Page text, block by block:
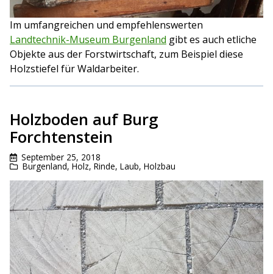
Im umfangreichen und empfehlenswerten
Landtechnik-Museum Burgenland gibt es auch etliche
Objekte aus der Forstwirtschaft, zum Beispiel diese
Holzstiefel für Waldarbeiter.
Holzboden auf Burg
Forchtenstein
September 25, 2018
Burgenland, Holz, Rinde, Laub, Holzbau